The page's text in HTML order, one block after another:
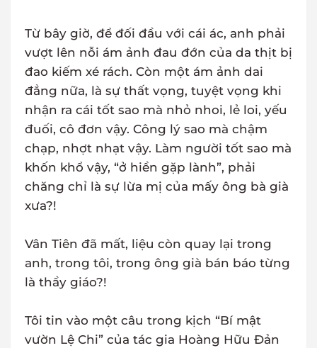
Từ bây giờ, để đối đầu với cái ác, anh phải
vượt lên nỗi ám ảnh đau đớn của da thịt bị
đao kiếm xé rách. Còn một ám ảnh dai
đẳng nữa, là sự thất vọng, tuyệt vọng khi
nhận ra cái tốt sao mà nhỏ nhoi, lẻ loi, yếu
đuối, cô đơn vậy. Công lý sao mà chậm
chạp, nhợt nhạt vậy. Làm người tốt sao mà
khốn khổ vậy, “ở hiền gặp lành”, phải
chăng chỉ là sự lừa mị của mấy ông bà già
xưa?!
Vân Tiên đã mất, liệu còn quay lại trong
anh, trong tôi, trong ông già bán báo từng
là thầy giáo?!
Tôi tin vào một câu trong kịch “Bí mật
vườn Lệ Chi” của tác gia Hoàng Hữu Đản